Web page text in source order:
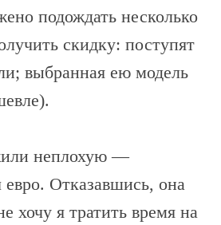
подождать несколько
скидку: поступят
выбранная ею модель
неплохую —
евро. Отказавшись, она
хочу я тратить время на